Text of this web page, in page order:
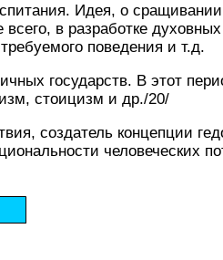
Идея, о сращивании
в разработке
поведения и т.д.
государств. В этот
стоицизм и др./20/
создатель концепции
человеческих